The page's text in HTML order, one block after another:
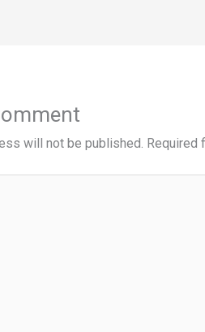
will not be published. Required